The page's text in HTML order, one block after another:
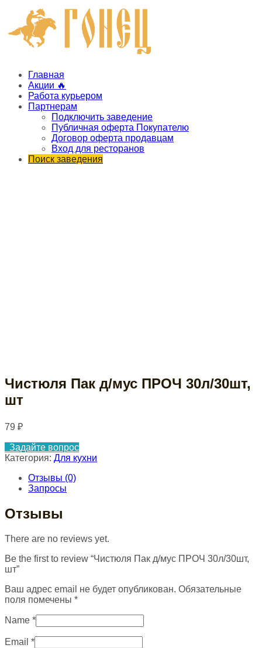
Главная
Акции 🔥
Работа курьером
Партнерам
Подключить заведение
Публичная оферта Покупателю
Договор оферта продавцам
Вход для ресторанов
Поиск заведения
Чистюля Пак д/мус ПРОЧ 30л/30шт,
шт
79 ₽
Задайте вопрос
Категория: Для кухни
Отзывы (0)
Запросы
Отзывы
There are no reviews yet.
Be the first to review “Чистюля Пак д/мус ПРОЧ 30л/30шт,
шт”
Ваш адрес email не будет опубликован. Обязательные
поля помечены *
Name *
Email *